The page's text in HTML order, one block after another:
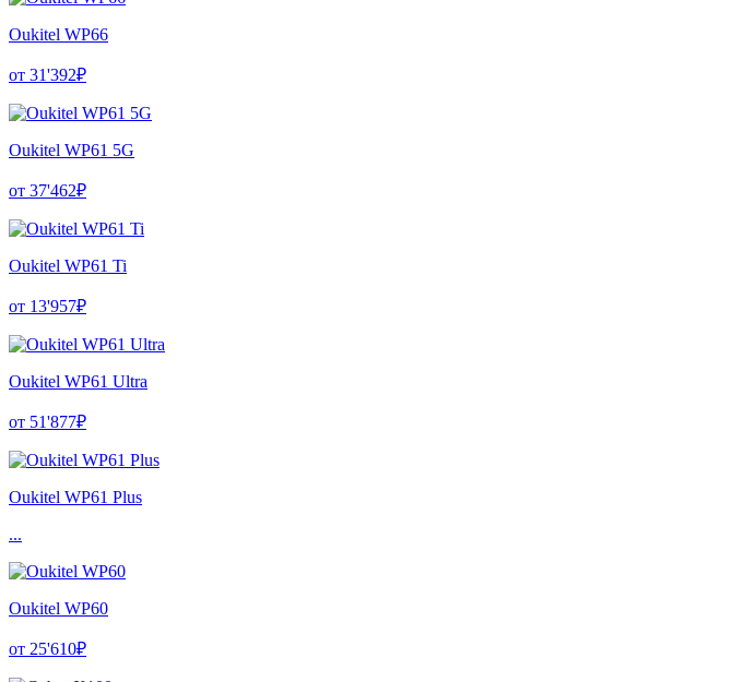
Oukitel WP66
от 31'392₽
Oukitel WP61 5G
от 37'462₽
Oukitel WP61 Ti
от 13'957₽
Oukitel WP61 Ultra
от 51'877₽
Oukitel WP61 Plus
...
Oukitel WP60
от 25'610₽